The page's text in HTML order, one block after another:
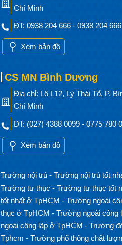
Chí Minh
ĐT: 0938 204 666 - 0938 204 666
Xem bản đồ
CS MN Bình Dương
Địa chỉ: Lô L12, Lý Thái Tổ, P.
Chí Minh
ĐT: (027) 4388 0099 - 0775 780
Xem bản đồ
Trường nội trú - Trường nội trú tốt
Trường tư thục - Trường tư thục tốt
tốt nhất ở TpHCM - Trường ngoài
thục ở TpHCM - Trường ngoài công
ngoài công lập ở TpHCM - Trường
Tphcm - Trường phổ thông chất